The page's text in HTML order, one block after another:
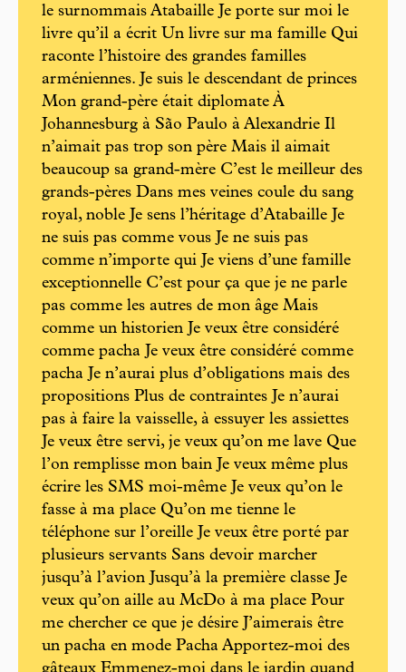
le surnommais Atabaille Je porte sur moi le
livre qu’il a écrit Un livre sur ma famille Qui
raconte l’histoire des grandes familles
arméniennes. Je suis le descendant de princes
Mon grand-père était diplomate À
Johannesburg à São Paulo à Alexandrie Il
n’aimait pas trop son père Mais il aimait
beaucoup sa grand-mère C’est le meilleur des
grands-pères Dans mes veines coule du sang
royal, noble Je sens l’héritage d’Atabaille Je
ne suis pas comme vous Je ne suis pas
comme n’importe qui Je viens d’une famille
exceptionnelle C’est pour ça que je ne parle
pas comme les autres de mon âge Mais
comme un historien Je veux être considéré
comme pacha Je veux être considéré comme
pacha Je n’aurai plus d’obligations mais des
propositions Plus de contraintes Je n’aurai
pas à faire la vaisselle, à essuyer les assiettes
Je veux être servi, je veux qu’on me lave Que
l’on remplisse mon bain Je veux même plus
écrire les SMS moi-même Je veux qu’on le
fasse à ma place Qu’on me tienne le
téléphone sur l’oreille Je veux être porté par
plusieurs servants Sans devoir marcher
jusqu’à l’avion Jusqu’à la première classe Je
veux qu’on aille au McDo à ma place Pour
me chercher ce que je désire J’aimerais être
un pacha en mode Pacha Apportez-moi des